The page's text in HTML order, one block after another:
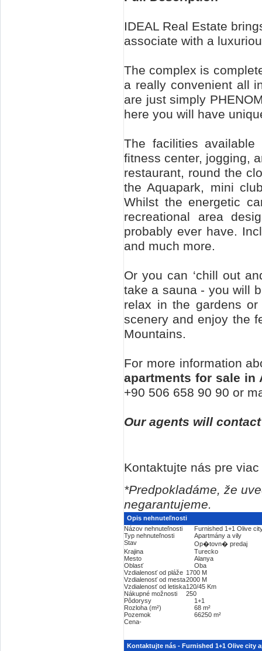
IDEAL Real Estate
associate with a
The complex is
a really convenient all
are just simply
here you will have
The facilities
fitness center, jogging,
restaurant, round the
the Aquapark, mini
Whilst the energetic
recreational area
probably ever have.
and much more.
Or you can ‘chill out
take a sauna - you will
relax in the gardens
scenery and enjoy the
Mountains.
For more information
apartments for sale in
+90 506 658 90 90 or
Our agents will
Kontaktujte nás pre
*Predpokladáme, že
negarantujeme.
Opis nehnuteľnosti
Názov nehnuteľnosti
Furnished 1+1 Olive
Typ nehnuteľnosti
Apartmány a vily
Stav
Op�tovn� predaj
Krajina
Turecko
Mesto
Alanya
Oblasť
Oba
Vzdialenosť od pláže 1700 M
Vzdialenosť od mesta2000 M
Vzdialenosť od letiska120/45 Km
Nákupné možnosti
250
Pôdorysy
1+1
Rozloha (m²)
68 m²
Pozemok
66250 m²
Cena-
Kontaktujte nás - Furnished 1+1 Olive city